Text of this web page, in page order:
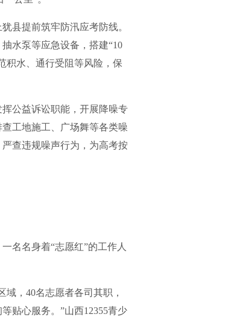
提前筑牢防汛应考防线。
水泵等应急设备，搭建“10
积水、通行受阻等风险，保
公益诉讼职能，开展降噪专
工地施工、广场舞等各类噪
查违规噪声行为，为高考按
名身着“志愿红”的工作人
，40名志愿者各司其职，
贴心服务。”山西12355青少